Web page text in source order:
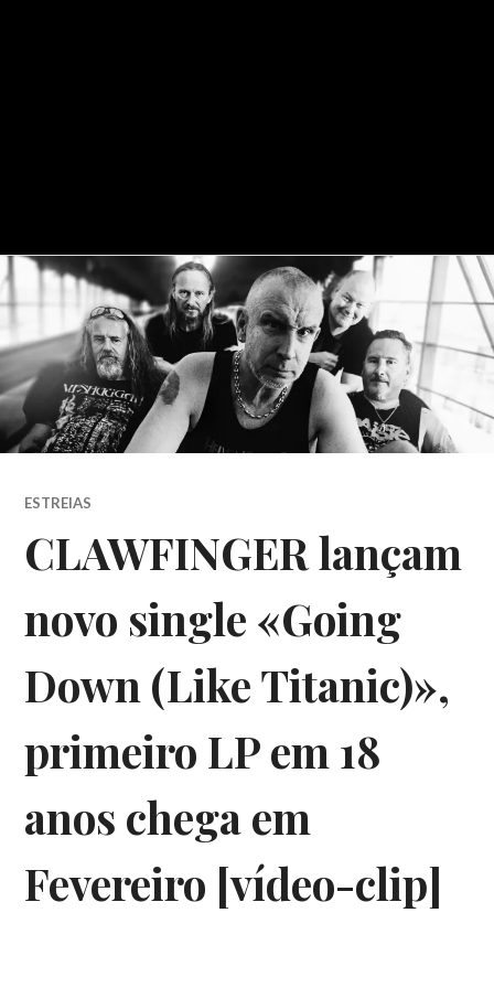
ESTREIAS
CLAWFINGER lançam
novo single «Going
Down (Like Titanic)»,
primeiro LP em 18
anos chega em
Fevereiro [vídeo-clip]